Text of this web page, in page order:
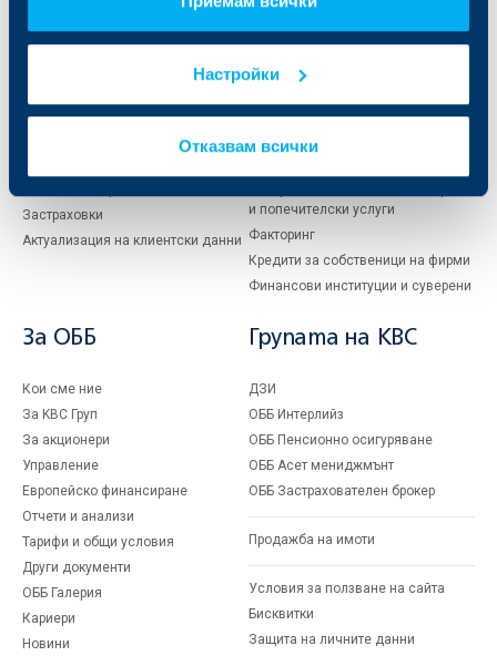
Настройки
Отказвам всички
клиенти
Сметки и плащания
Застраховки
Актуализация на клиентски данни
Бизнес
клиенти
Кредитиране
Управление на парични средства
и попечителски услуги
Факторинг
Кредити за собственици на фирми
Финансови институции и суверени
За ОББ
Кои сме ние
За KBC Груп
За акционери
Управление
Европейско финансиране
Отчети и анализи
Тарифи и общи условия
Други документи
ОББ Галерия
Кариери
Новини
Групата на KBC
ДЗИ
ОББ Интерлийз
ОББ Пенсионно осигуряване
ОББ Асет мениджмънт
ОББ Застрахователен брокер
Продажба на имоти
Условия за ползване на сайта
Бисквитки
Защита на личните данни